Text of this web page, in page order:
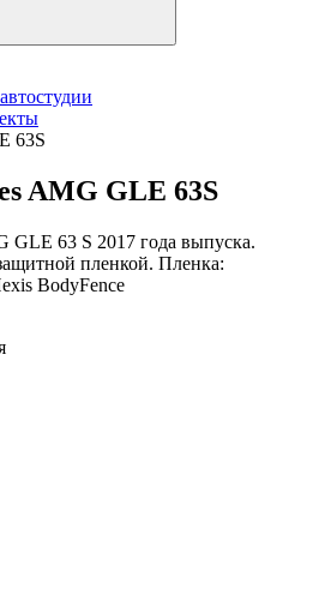
63S
AMG GLE 63S
GLE 63 S 2017 года выпуска.
пленкой. Пленка:
BodyFence